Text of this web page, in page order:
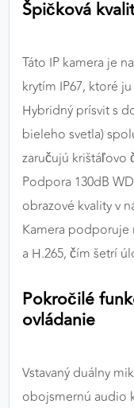
Špičková
Táto IP kamera je
krytím IP67, ktoré
Hybridný prísvit s
bieleho svetla)
zaručujú krištáľovo
Podpora 130dB
obrazové kvality v
Kamera
a H.265, čím šetrí
Pokročilé
ovládanie
Vstavaný duálny
obojsmernú audio